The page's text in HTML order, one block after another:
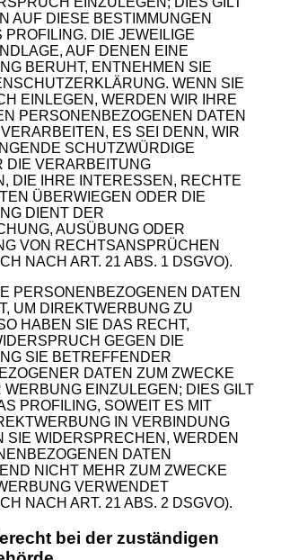
AUF DIESE BESTIMMUNGEN
DIE JEWEILIGE
AUF DENEN EINE
BERUHT, ENTNEHMEN SIE
WENN SIE
EINLEGEN, WERDEN WIR IHRE
PERSONENBEZOGENEN DATEN
ES SEI DENN, WIR
SCHUTZWÜRDIGE
DIE VERARBEITUNG
DIE IHRE INTERESSEN, RECHTE
ÜBERWIEGEN ODER DIE
DIENT DER
AUSÜBUNG ODER
VON RECHTSANSPRÜCHEN
NACH ART. 21 ABS. 1 DSGVO).
PERSONENBEZOGENEN DATEN
UM DIREKTWERBUNG ZU
HABEN SIE DAS RECHT,
GEGEN DIE
SIE BETREFFENDER
DATEN ZUM ZWECKE
WERBUNG EINZULEGEN; DIES GILT
PROFILING, SOWEIT ES MIT
IN VERBINDUNG
SIE WIDERSPRECHEN, WERDEN
DATEN
NICHT MEHR ZUM ZWECKE
VERWENDET
NACH ART. 21 ABS. 2 DSGVO).
bei der zuständigen